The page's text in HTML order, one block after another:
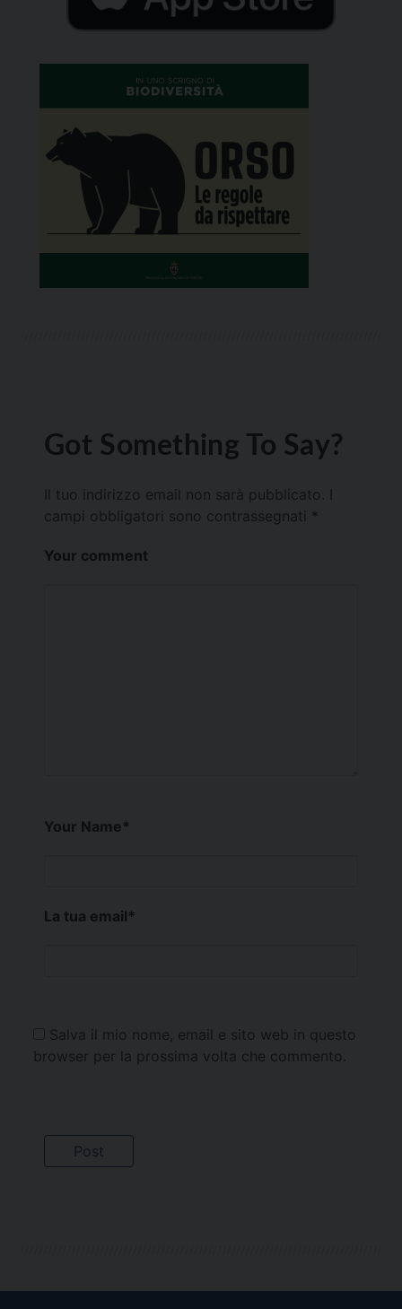
Got Something To Say?
Il tuo indirizzo email non sarà pubblicato.
campi obbligatori sono contrassegnati *
Your comment
Your Name*
La tua email*
Salva il mio nome, email e sito web in questo
browser per la prossima volta che commento.